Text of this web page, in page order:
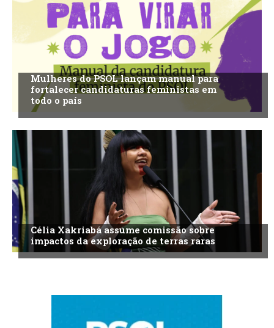
Mulheres do PSOL lançam manual para
fortalecer candidaturas feministas em
todo o país
Célia Xakriabá assume comissão sobre
impactos da exploração de terras raras